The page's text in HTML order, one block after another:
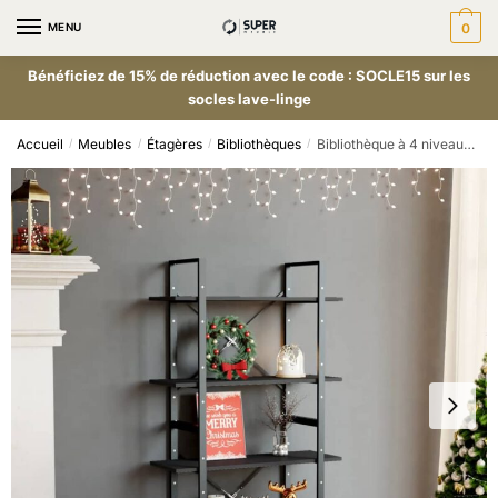
MENU 0
Bénéficiez de 15% de réduction avec le code : SOCLE15 sur les
socles lave-linge
Accueil / Meubles / Étagères / Bibliothèques / Bibliothèque à 4 niveaux Gris 80x30x140 cm Aggloméré